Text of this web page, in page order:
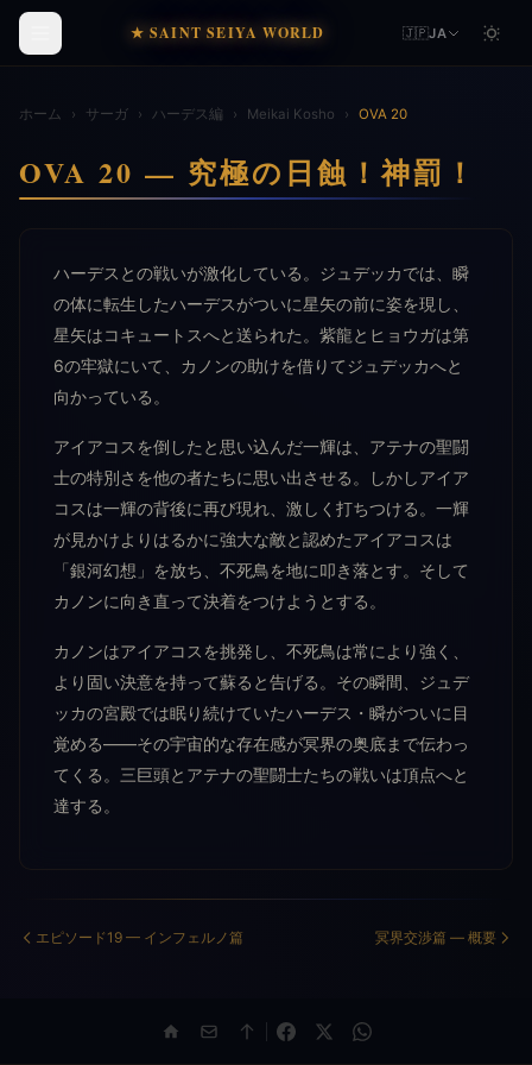
★ SAINT SEIYA WORLD 🇯🇵JA
ホーム › サーガ › ハーデス編 › Meikai Kosho › OVA 20
OVA 20 — 究極の日蝕！神罰！
ハーデスとの戦いが激化している。ジュデッカでは、瞬
の体に転生したハーデスがついに星矢の前に姿を現し、
星矢はコキュートスへと送られた。紫龍とヒョウガは第
6の牢獄にいて、カノンの助けを借りてジュデッカへと
向かっている。
アイアコスを倒したと思い込んだ一輝は、アテナの聖闘
士の特別さを他の者たちに思い出させる。しかしアイア
コスは一輝の背後に再び現れ、激しく打ちつける。一輝
が見かけよりはるかに強大な敵と認めたアイアコスは
「銀河幻想」を放ち、不死鳥を地に叩き落とす。そして
カノンに向き直って決着をつけようとする。
カノンはアイアコスを挑発し、不死鳥は常により強く、
より固い決意を持って蘇ると告げる。その瞬間、ジュデ
ッカの宮殿では眠り続けていたハーデス・瞬がついに目
覚める——その宇宙的な存在感が冥界の奥底まで伝わっ
てくる。三巨頭とアテナの聖闘士たちの戦いは頂点へと
達する。
エピソード19 — インフェルノ篇 冥界交渉篇 — 概要